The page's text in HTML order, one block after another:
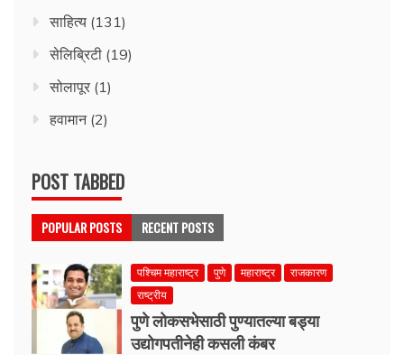
साहित्य (131)
सेलिब्रिटी (19)
सोलापूर (1)
हवामान(2)
POST TABBED
POPULAR POSTS RECENT POSTS
पश्चिम महाराष्ट्र पुणे महाराष्ट्र
राजकारण
राष्ट्रीय
पुणे लोकसभेसाठी पुण्यातल्या बड्या
उद्योगपतीनेही कसली कंबर